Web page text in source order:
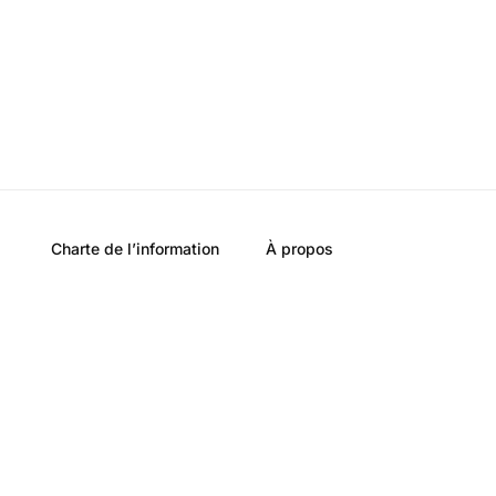
Charte de l’information À propos